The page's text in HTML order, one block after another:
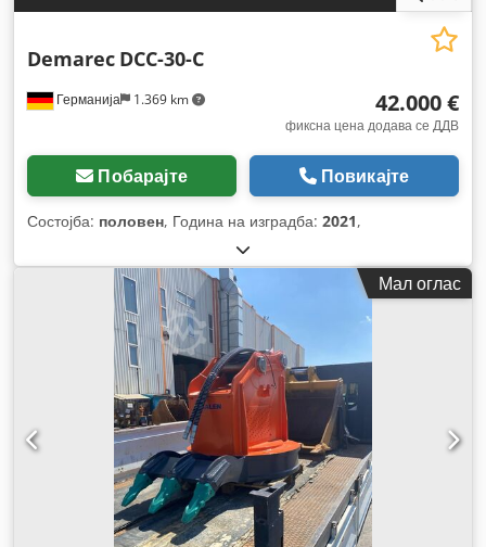
Германија 1.369 km
Demarec DCC-30-C
42.000 €
фиксна цена додава се ДДВ
Побарајте Повикајте
Состојба: половен, Година на изградба: 2021,
Мал оглас